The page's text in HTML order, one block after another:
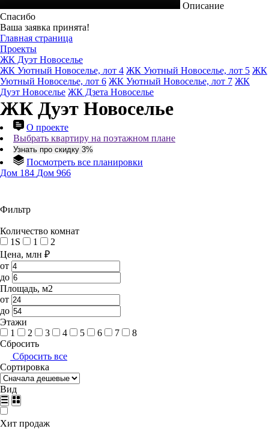
Описание
Спасибо
Ваша заявка принята!
Главная страница
Проекты
ЖК Дуэт Новоселье
ЖК Уютный Новоселье, лот 4 ЖК Уютный Новоселье, лот 5 ЖК
Уютный Новоселье, лот 6 ЖК Уютный Новоселье, лот 7 ЖК
Дуэт Новоселье ЖК Дзета Новоселье
ЖК Дуэт Новоселье
О проекте
Выбрать квартиру на поэтажном плане
Узнать про скидку 3%
Посмотреть все планировки
Дом 184 Дом 966
Фильтр
Количество комнат
1S
1
2
Цена, млн ₽
от
до
Площадь, м2
от
до
Этажи
1
2 3 4 5 6 7
8
Сбросить
Сбросить все
Сортировка
Вид
Хит продаж